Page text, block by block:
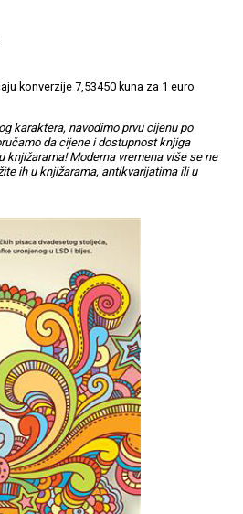
konverzije 7,53450 kuna za 1 euro
karaktera, navodimo prvu cijenu po
da cijene i dostupnost knjiga
knjižarama! Moderna vremena više se ne
ih u knjižarama, antikvarijatima ili u